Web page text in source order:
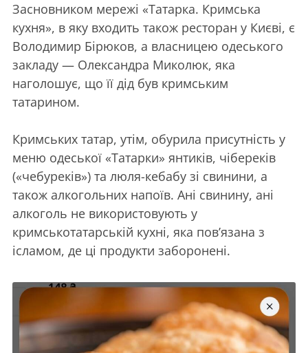
Засновником мережі «Татарка. Кримська
кухня», в яку входить також ресторан у Києві, є
Володимир Бірюков, а власницею одеського
закладу — Олександра Миколюк, яка
наголошує, що її дід був кримським
татарином.
Кримських татар, утім, обурила присутність у
меню одеської «Татарки» янтиків, чібереків
(«чебуреків») та люля-кебабу зі свинини, а
також алкогольних напоїв. Ані свинину, ані
алкоголь не використовують у
кримськотатарській кухні, яка пов’язана з
ісламом, де ці продукти заборонені.